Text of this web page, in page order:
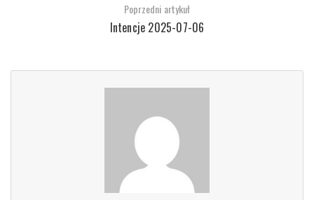
Poprzedni artykuł
Intencje 2025-07-06